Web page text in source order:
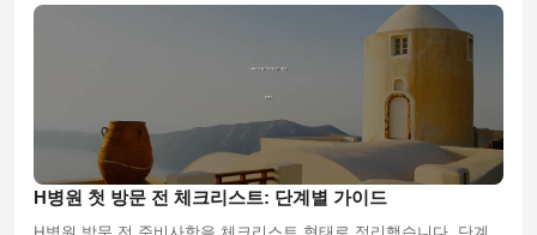
H병원 첫 방문 전 체크리스트: 단계별 가이드